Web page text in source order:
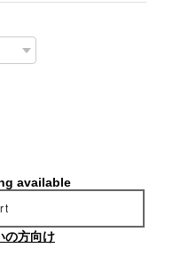
available
の方向け